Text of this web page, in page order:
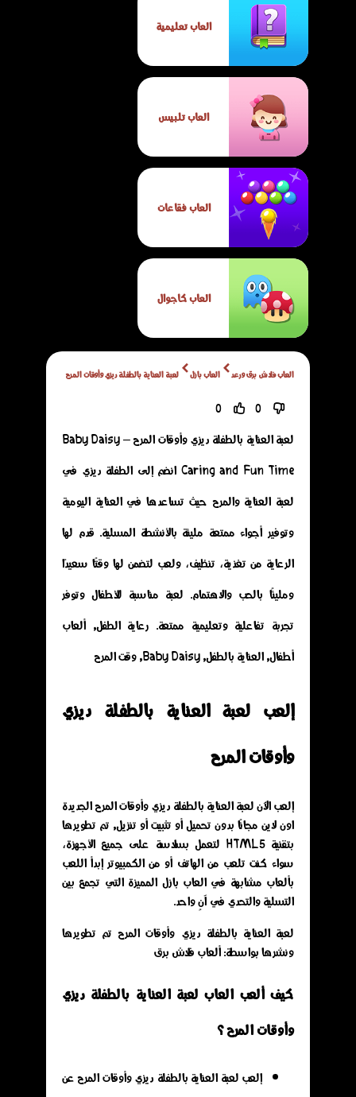
العاب تعليمية
العاب تلبيس
العاب فقاعات
العاب كاجوال
العاب فلاش برق ورعد العاب بازل لعبة العناية بالطفلة ديزي وأوقات المرح
0
0
لعبة العناية بالطفلة ديزي وأوقات المرح – Baby Daisy
Caring and Fun Time انضم إلى الطفلة ديزي في
لعبة العناية والمرح حيث تساعدها في العناية اليومية
وتوفير أجواء ممتعة مليئة بالأنشطة المسلية. قدم لها
الرعاية من تغذية، تنظيف، ولعب لتضمن لها وقتًا سعيدًا
ومليئًا بالحب والاهتمام. لعبة مناسبة للأطفال وتوفر
تجربة تفاعلية وتعليمية ممتعة. رعاية الطفل, ألعاب
أطفال, العناية بالطفل, Baby Daisy, وقت المرح
إلعب لعبة العناية بالطفلة ديزي
وأوقات المرح
إلعب الآن لعبة العناية بالطفلة ديزي وأوقات المرح الجديدة
اون لاين مجانًا بدون تحميل أو تثبيت أو تنزيل, تم تطويرها
بتقنية HTML5 لتعمل بسلاسة على جميع الأجهزة،
سواء كنت تلعب من الهاتف أو من الكمبيوتر إبدأ اللعب
بألعاب مشابهة في العاب بازل المميزة التي تجمع بين
التسلية والتحدي في آنٍ واحد.
لعبة العناية بالطفلة ديزي وأوقات المرح تم تطويرها
ونشرها بواسطة: ألعاب فلاش برق
كيف ألعب العاب لعبة العناية بالطفلة ديزي
وأوقات المرح ؟
إلعب لعبة العناية بالطفلة ديزي وأوقات المرح عن